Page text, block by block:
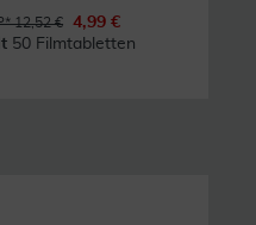
12,52 €
4,99 €
50 Filmtabletten